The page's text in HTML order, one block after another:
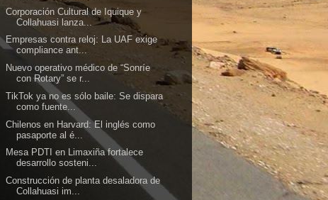
Corporación Cultural de Iquique y
Collahuasi lanza...
Empresas contra reloj: La UAF exige
compliance ant...
Nuevo operativo médico de “Sonríe
con Rotary” se r...
TikTok ya no es sólo baile: Se dispara
como fuente...
Chilenos en Harvard: El inglés como
pasaporte al é...
Mesa PDTI en Limaxiña fortalece
desarrollo sosteni...
Construcción de planta desaladora de
Collahuasi im...